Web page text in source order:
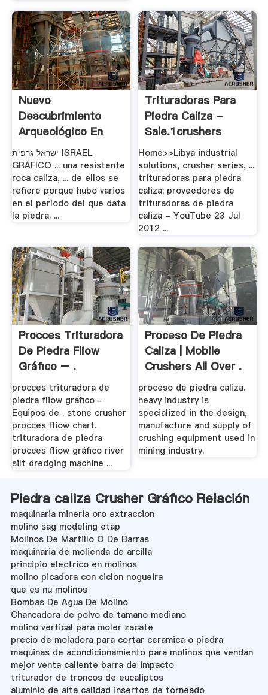
Nuevo
Descubrimiento
Arqueológico En
Jerusalem .
ישראל גרפית ISRAEL
GRÁFICO ... una resistente
roca caliza, ... de ellos se
refiere porque hubo varios
en el período del que data
la piedra. ...
Trituradoras Para
Piedra Caliza -
Sale.1crushers
Home>>Libya industrial
solutions, crusher series, ...
trituradoras para piedra
caliza; proveedores de
trituradoras de piedra
caliza - YouTube 23 Jul
2012 ...
Procces Trituradora
De Piedra Fliow
Gráfico – .
procces trituradora de
piedra fliow gráfico -
Equipos de . stone crusher
procces fliow chart.
trituradora de piedra
procces fliow gráfico river
silt dredging machine ...
Proceso De Piedra
Caliza | Mobile
Crushers All Over .
proceso de piedra caliza.
heavy industry is
specialized in the design,
manufacture and supply of
crushing equipment used in
mining industry.
Piedra caliza Crusher Gráfico Relación
maquinaria mineria oro extraccion
molino sag modeling etap
Molinos De Martillo O De Barras
maquinaria de molienda de arcilla
principio electrico en molinos
molino picadora con ciclon nogueira
que es nu molinos
Bombas De Agua De Molino
Chancadora de polvo de tamano mediano
molino vertical para moler zacate
precio de moladora para cortar ceramica o piedra
maquinas de acondicionamiento para molinos que vendan
mejor venta caliente barra de impacto
triturador de troncos de eucaliptos
aluminio de alta calidad insertos de torneado